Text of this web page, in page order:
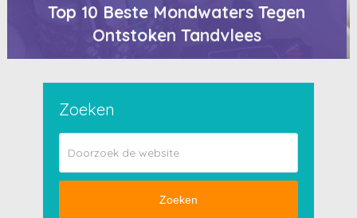
Top 10 Beste Mondwaters Tegen
Ontstoken Tandvlees
Zoeken
Zoeken